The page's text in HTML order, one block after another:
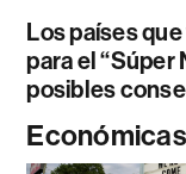
Los países
para el “Súper
posibles